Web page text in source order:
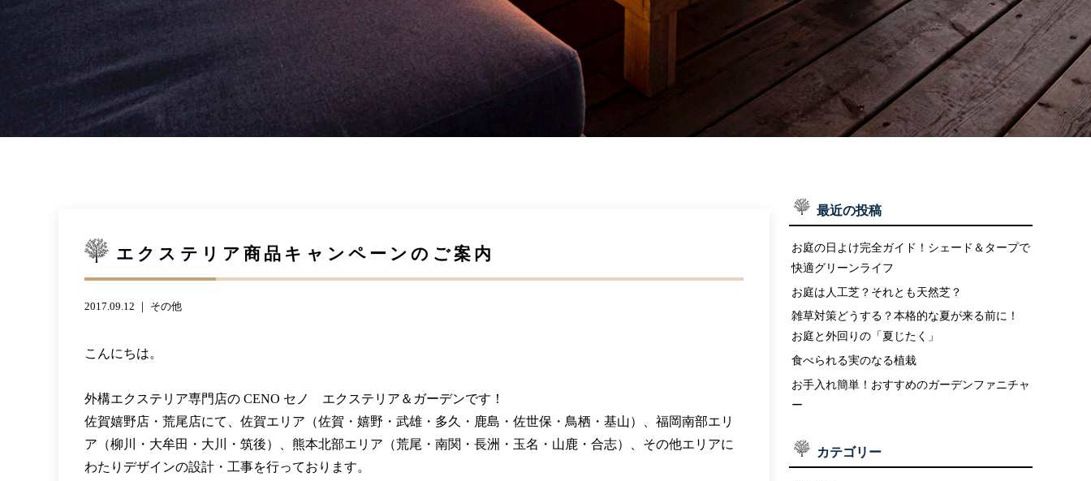
RECRUIT ABOUT CONTACT
ブログ お知らせ インスタグラム
INSTAGRAM
エクステリア商品キャンペーンのご案内
2017.09.12 ｜ その他
こんにちは。
外構エクステリア専門店の CENO セノ エクステリア＆ガーデンです！
佐賀嬉野店・荒尾店にて、佐賀エリア（佐賀・嬉野・武雄・多久・鹿島・佐世保・鳥栖・基山）、福岡南部エリ
ア（柳川・大牟田・大川・筑後）、熊本北部エリア（荒尾・南関・長洲・玉名・山鹿・合志）、その他エリアに
わたりデザインの設計・工事を行っております。
最近の投稿
お庭の日よけ完全ガイド！シェード＆タープで
快適グリーンライフ
お庭は人工芝？それとも天然芝？
雑草対策どうする？本格的な夏が来る前に！
お庭と外回りの「夏じたく」
食べられる実のなる植栽
お手入れ簡単！おすすめのガーデンファニチャ
ー
カテゴリー